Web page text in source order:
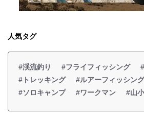
人気タグ
#渓流釣り #フライフィッシング
#トレッキング
#ルアーフィッシング
#ソロキャンプ
#ワークマン #山